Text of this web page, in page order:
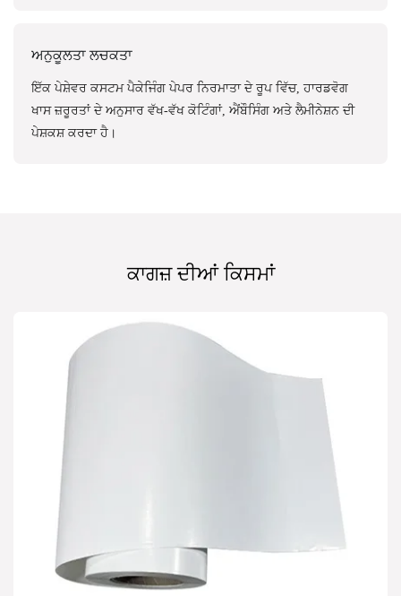
ਅਨੁਕੂਲਤਾ ਲਚਕਤਾ
ਇੱਕ ਪੇਸ਼ੇਵਰ ਕਸਟਮ ਪੈਕੇਜਿੰਗ ਪੇਪਰ ਨਿਰਮਾਤਾ ਦੇ ਰੂਪ ਵਿੱਚ, ਹਾਰਡਵੋਗ
ਖਾਸ ਜ਼ਰੂਰਤਾਂ ਦੇ ਅਨੁਸਾਰ ਵੱਖ-ਵੱਖ ਕੋਟਿੰਗਾਂ, ਐਂਬੌਸਿੰਗ ਅਤੇ ਲੈਮੀਨੇਸ਼ਨ ਦੀ
ਪੇਸ਼ਕਸ਼ ਕਰਦਾ ਹੈ।
ਕਾਗਜ਼ ਦੀਆਂ ਕਿਸਮਾਂ